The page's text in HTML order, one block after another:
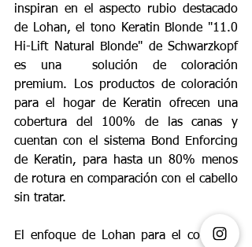
inspiran en el aspecto rubio destacado
de Lohan, el tono Keratin Blonde "11.0
Hi-Lift Natural Blonde" de Schwarzkopf
es una  solución de coloración
premium. Los productos de coloración
para el hogar de Keratin ofrecen una
cobertura del 100% de las canas y
cuentan con el sistema Bond Enforcing
de Keratin, para hasta un 80% menos
de rotura en comparación con el cabello
sin tratar.
El enfoque de Lohan para el color del